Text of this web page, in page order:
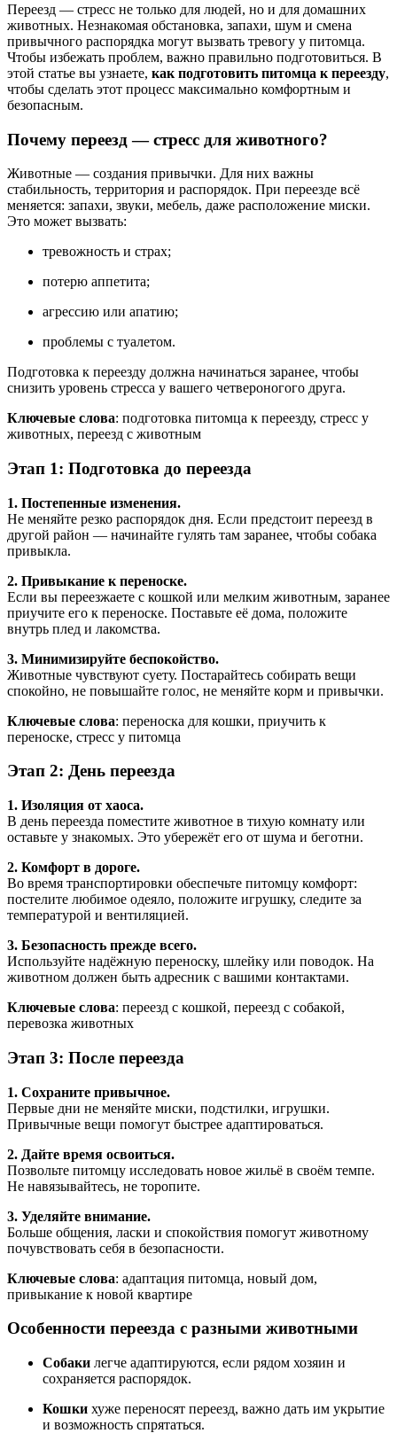
Переезд — стресс не только для людей, но и для домашних
животных. Незнакомая обстановка, запахи, шум и смена
привычного распорядка могут вызвать тревогу у питомца.
Чтобы избежать проблем, важно правильно подготовиться. В
этой статье вы узнаете, как подготовить питомца к переезду,
чтобы сделать этот процесс максимально комфортным и
безопасным.
Почему переезд — стресс для животного?
Животные — создания привычки. Для них важны
стабильность, территория и распорядок. При переезде всё
меняется: запахи, звуки, мебель, даже расположение миски.
Это может вызвать:
тревожность и страх;
потерю аппетита;
агрессию или апатию;
проблемы с туалетом.
Подготовка к переезду должна начинаться заранее, чтобы
снизить уровень стресса у вашего четвероногого друга.
Ключевые слова: подготовка питомца к переезду, стресс у
животных, переезд с животным
Этап 1: Подготовка до переезда
1. Постепенные изменения.
Не меняйте резко распорядок дня. Если предстоит переезд в
другой район — начинайте гулять там заранее, чтобы собака
привыкла.
2. Привыкание к переноске.
Если вы переезжаете с кошкой или мелким животным, заранее
приучите его к переноске. Поставьте её дома, положите
внутрь плед и лакомства.
3. Минимизируйте беспокойство.
Животные чувствуют суету. Постарайтесь собирать вещи
спокойно, не повышайте голос, не меняйте корм и привычки.
Ключевые слова: переноска для кошки, приучить к
переноске, стресс у питомца
Этап 2: День переезда
1. Изоляция от хаоса.
В день переезда поместите животное в тихую комнату или
оставьте у знакомых. Это убережёт его от шума и беготни.
2. Комфорт в дороге.
Во время транспортировки обеспечьте питомцу комфорт:
постелите любимое одеяло, положите игрушку, следите за
температурой и вентиляцией.
3. Безопасность прежде всего.
Используйте надёжную переноску, шлейку или поводок. На
животном должен быть адресник с вашими контактами.
Ключевые слова: переезд с кошкой, переезд с собакой,
перевозка животных
Этап 3: После переезда
1. Сохраните привычное.
Первые дни не меняйте миски, подстилки, игрушки.
Привычные вещи помогут быстрее адаптироваться.
2. Дайте время освоиться.
Позвольте питомцу исследовать новое жильё в своём темпе.
Не навязывайтесь, не торопите.
3. Уделяйте внимание.
Больше общения, ласки и спокойствия помогут животному
почувствовать себя в безопасности.
Ключевые слова: адаптация питомца, новый дом,
привыкание к новой квартире
Особенности переезда с разными животными
Собаки легче адаптируются, если рядом хозяин и
сохраняется распорядок.
Кошки хуже переносят переезд, важно дать им укрытие
и возможность спрятаться.